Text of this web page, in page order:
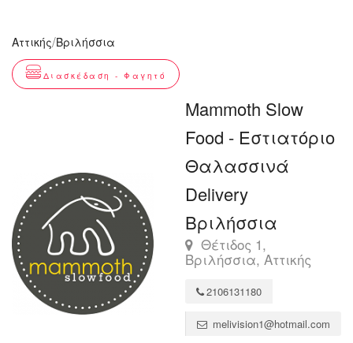
Αττικής/Βριλήσσια
Διασκέδαση - Φαγητό
Mammoth Slow
Food - Εστιατόριο
Θαλασσινά
Delivery
Βριλήσσια
Θέτιδος 1,
Βριλήσσια, Αττικής
2106131180
melivision1@hotmail.com